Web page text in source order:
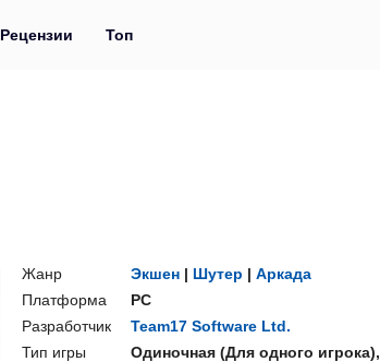
Рецензии Топ
Жанр Экшен | Шутер | Аркада
Платформа
PC
Разработчик
Team17 Software Ltd.
Тип игры
Одиночная (Для одного игрока),